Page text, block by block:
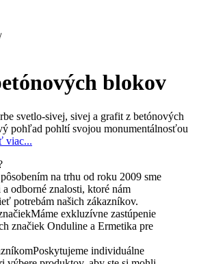
blokov
svetlo-sivej, sivej a grafit z betónových
pohľad pohltí svojou monumentálnosťou
viac...
na trhu od roku 2009 sme
odborné znalosti, ktoré nám
potrebám našich zákazníkov.
Máme exkluzívne zastúpenie
značiek Onduline a Ermetika pre
Poskytujeme individuálne